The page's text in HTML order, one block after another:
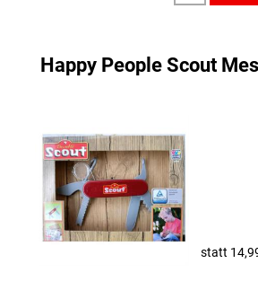
Happy People Scout
statt